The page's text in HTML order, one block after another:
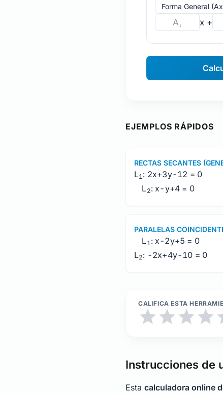
x +
EJEMPLOS RÁPIDOS
RECTAS SECANTES
L1: 2x+3y-12 = 0
L2: x-y+4 = 0
PARALELAS
L1: x-2y+5 = 0
L2: -2x+4y-10 = 0
CALIFICA ESTA
Instrucciones de
Esta calculadora online